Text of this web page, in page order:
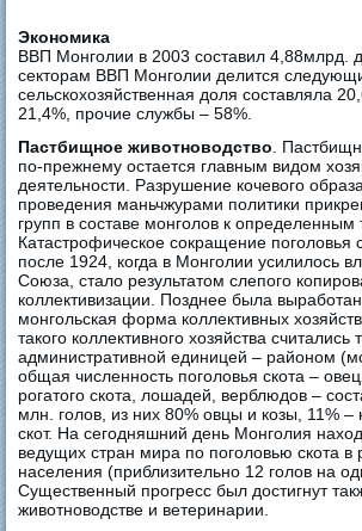
Экономика
ВВП Монголии в 2003 составил
секторам ВВП Монголии делится
сельскохозяйственная доля составляла
21,4%, прочие службы – 58%.
Пастбищное животноводство .
по-прежнему остается главным видом
деятельности. Разрушение кочевого
проведения маньчжурами политики
групп в составе монголов к определенным
Катастрофическое сокращение поголовья
после 1924, когда в Монголии усилилось
Союза, стало результатом слепого
коллективизации. Позднее была
монгольская форма коллективных
такого коллективного хозяйства считались
административной единицей – районом
общая численность поголовья скота –
рогатого скота, лошадей, верблюдов –
млн. голов, из них 80% овцы и козы, 11% –
скот. На сегодняшний день Монголия
ведущих стран мира по поголовью скота в
населения (приблизительно 12 голов на
Существенный прогресс был достигнут
животноводстве и ветеринарии.